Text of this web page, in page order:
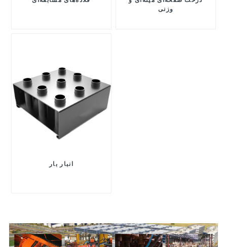
وزنی
انبار بار